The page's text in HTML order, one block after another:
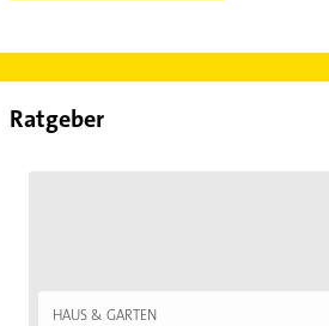
Ratgeber
HAUS & GARTEN